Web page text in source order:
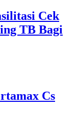
Cek
TB Bagi
Cs